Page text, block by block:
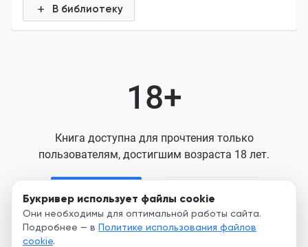
Букривер использует файлы cookie
Они необходимы для оптимальной работы сайта.
Подробнее — в Политике использования файлов
cookie.
В библиотеку
18+
Книга доступна для прочтения только
пользователям, достигшим возраста 18 лет.
Нажимая кнопку, я принимаю условия